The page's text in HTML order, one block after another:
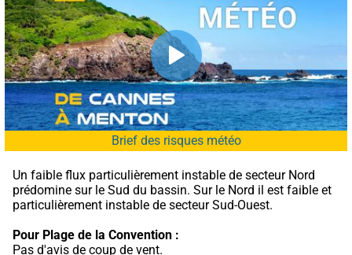
Brief des risques météo
Un faible flux particulièrement instable de secteur Nord
prédomine sur le Sud du bassin. Sur le Nord il est faible et
particulièrement instable de secteur Sud-Ouest.
Pour Plage de la Convention :
Pas d'avis de coup de vent.